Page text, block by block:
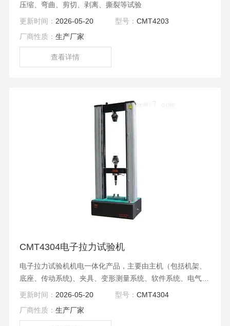
压缩、弯曲、剪切、剥离、撕裂等试验
更新时间： 2026-05-20 型号： CMT4203
厂商性质： 生产厂家
查看详情
CMT4304电子拉力试验机
电子拉力试验机机电一体化产品，主要由主机（包括机架、
底座、传动系统)、夹具、变形测量系统、软件系统、电气系
统构成。
更新时间： 2026-05-20 型号： CMT4304
厂商性质： 生产厂家